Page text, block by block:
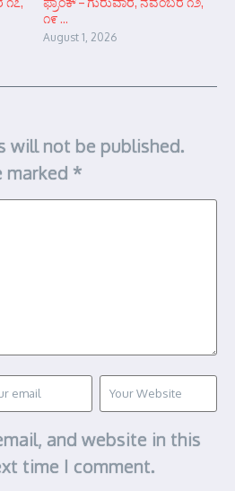
೧೯ ...
August 1, 2026
will not be published.
marked *
and website in this
time I comment.